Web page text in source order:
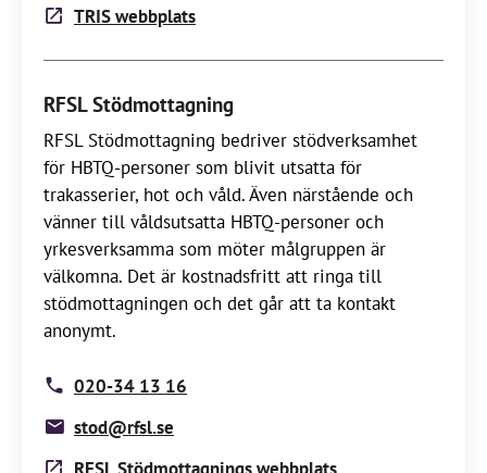
TRIS webbplats
RFSL Stödmottagning
RFSL Stödmottagning bedriver stödverksamhet
för HBTQ-personer som blivit utsatta för
trakasserier, hot och våld. Även närstående och
vänner till våldsutsatta HBTQ-personer och
yrkesverksamma som möter målgruppen är
välkomna. Det är kostnadsfritt att ringa till
stödmottagningen och det går att ta kontakt
anonymt.
020-34 13 16
stod@rfsl.se